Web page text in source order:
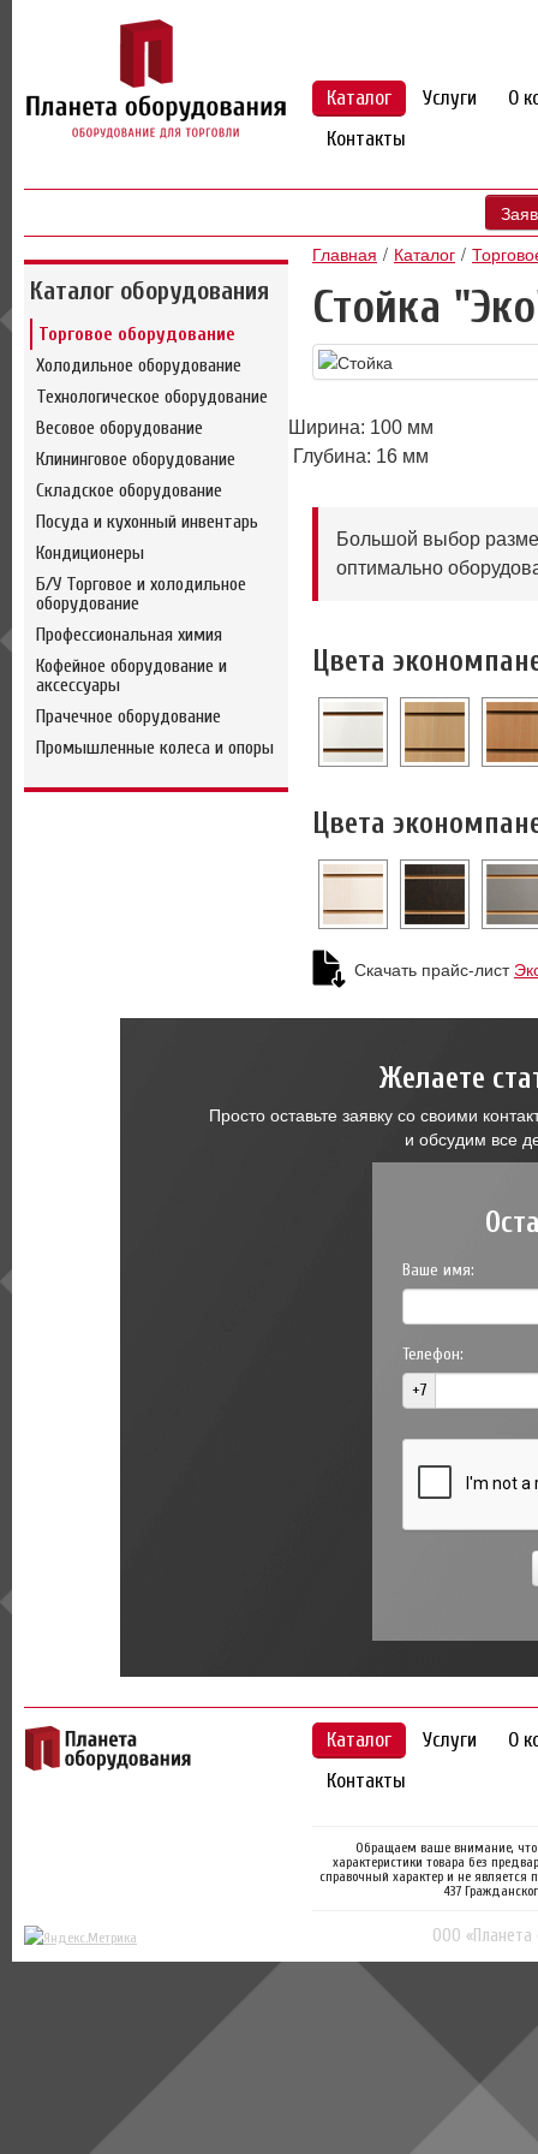
Каталог Услуги
О
Контакты
Каталог оборудования
Торговое оборудование
Холодильное оборудование
Технологическое оборудование
Весовое оборудование
Клининговое оборудование
Складское оборудование
Посуда и кухонный инвентарь
Кондиционеры
Б/У Торговое и холодильное
оборудование
Профессиональная химия
Кофейное оборудование и
аксессуары
Прачечное оборудование
Промышленные колеса и опоры
Главная Каталог
Стойка
Ширина: 100 мм
Глубина: 16 мм
Большой выбор
оптимально
Цвета
Цвета
Скачать прайс-лист
Желаете
Просто оставьте заявку со своими
и обсудим все
Ваше имя:
Телефон:
+7
Каталог Услуги
О
Контакты
Обращаем ваше внимание, что
характеристики товара без
справочный характер и не
437
ООО